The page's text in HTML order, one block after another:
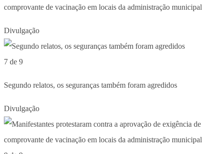
comprovante de vacinação em locais da administração municipal
Divulgação
7 de 9
Segundo relatos, os seguranças também foram agredidos
Divulgação